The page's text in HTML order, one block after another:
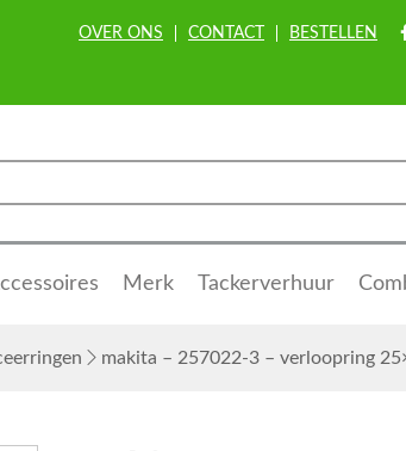
OVER ONS CONTACT BESTELLEN
Merk Tackerverhuur
makita – 257022-3 – verloopring